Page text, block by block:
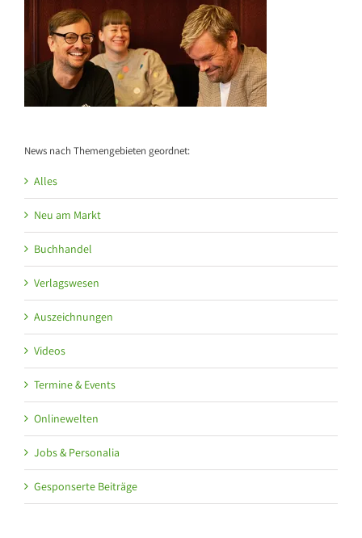
News nach Themengebieten geordnet:
Alles
Neu am Markt
Buchhandel
Verlagswesen
Auszeichnungen
Videos
Termine & Events
Onlinewelten
Jobs & Personalia
Gesponserte Beiträge